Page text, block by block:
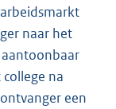
naar het
na
een